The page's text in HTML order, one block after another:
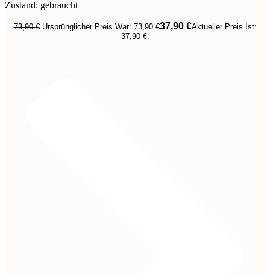
Zustand: gebraucht
73,90€ Ursprünglicher Preis War: 73,90 €37,90 €Aktueller Preis Ist:
37,90 €.